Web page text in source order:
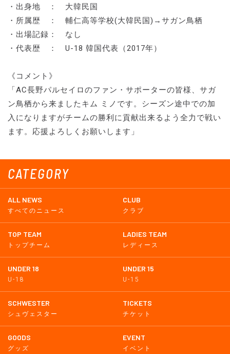
CATEGORY
ALL NEWS
すべてのニュース
CLUB
クラブ
TOP TEAM
トップチーム
LADIES TEAM
レディース
UNDER 18
U-18
UNDER 15
U-15
SCHWESTER
シュヴェスター
TICKETS
チケット
GOODS
グッズ
EVENT
イベント
・出身地 ： 大韓民国
・所属歴 ： 輔仁高等学校(大韓民国)→サガン鳥栖
・出場記録： なし
・代表歴 ： U-18 韓国代表（2017年）
《コメント》
「AC長野パルセイロのファン・サポーターの皆様、サガ
ン鳥栖から来ましたキム ミノです。シーズン途中での加
入になりますがチームの勝利に貢献出来るよう全力で戦い
ます。応援よろしくお願いします」